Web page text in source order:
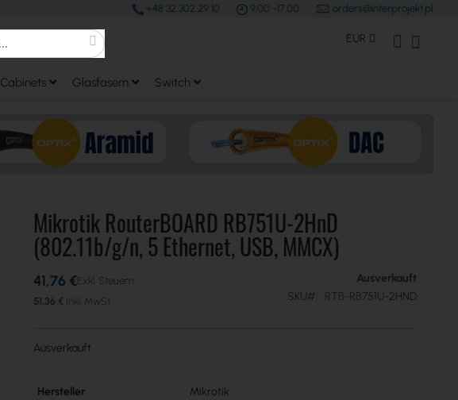
+48 32 302 29 10 9.00 -17.00 orders@interprojekt.pl
Search Währung
EUR Mein Konto
Cabinets Glasfasern Switch
Mikrotik RouterBOARD RB751U-2HnD
(802.11b/g/n, 5 Ethernet, USB, MMCX)
51,36 €
41,76 €
Ausverkauft
SKU
RTB-RB751U-2HND
Ausverkauft
Mehr
Hersteller
Mikrotik